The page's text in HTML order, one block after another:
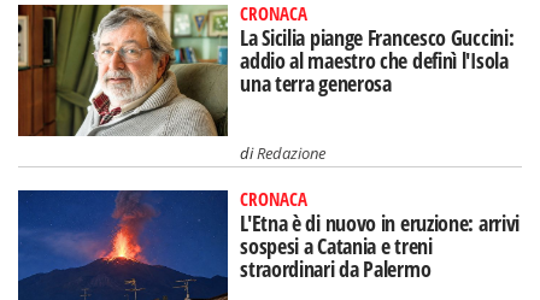
CRONACA
La Sicilia piange Francesco Guccini:
addio al maestro che definì l'Isola
una terra generosa
diRedazione
CRONACA
L'Etna è di nuovo in eruzione: arrivi
sospesi a Catania e treni
straordinari da Palermo